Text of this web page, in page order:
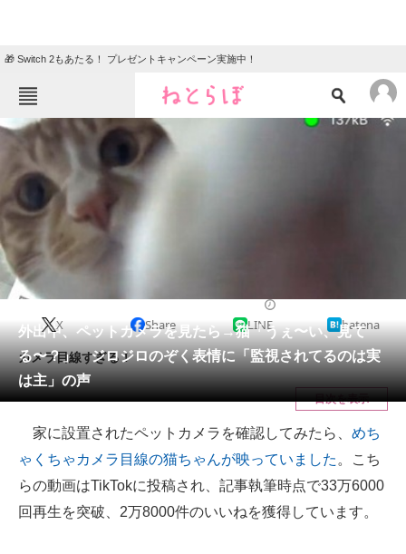
🎁 Switch 2もあたる！ プレゼントキャンペーン実施中！
ねとらぼメニュー
エンタメ
グルメ
住まい
動物
会員記事
メディア
注目記事を集めた総合ページ
ITの今と未来を見通す
スマホと通信の最新トレンド
進化するPCとデバイスの未来
外出中、ペットカメラを見たら→猫「うぇ〜い、見て
る〜？」 ジロジロのぞく表情に「監視されてるのは実
は主」の声
X Share LINE hatena
カメラ目線すぎる！
目次を表示
家に設置されたペットカメラを確認してみたら、 めち
ゃくちゃカメラ目線の猫ちゃんが映っていました 。こち
らの動画はTikTokに投稿され、記事執筆時点で33万6000
回再生を突破、2万8000件のいいねを獲得しています。